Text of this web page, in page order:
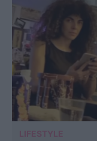
LIFESTYLE